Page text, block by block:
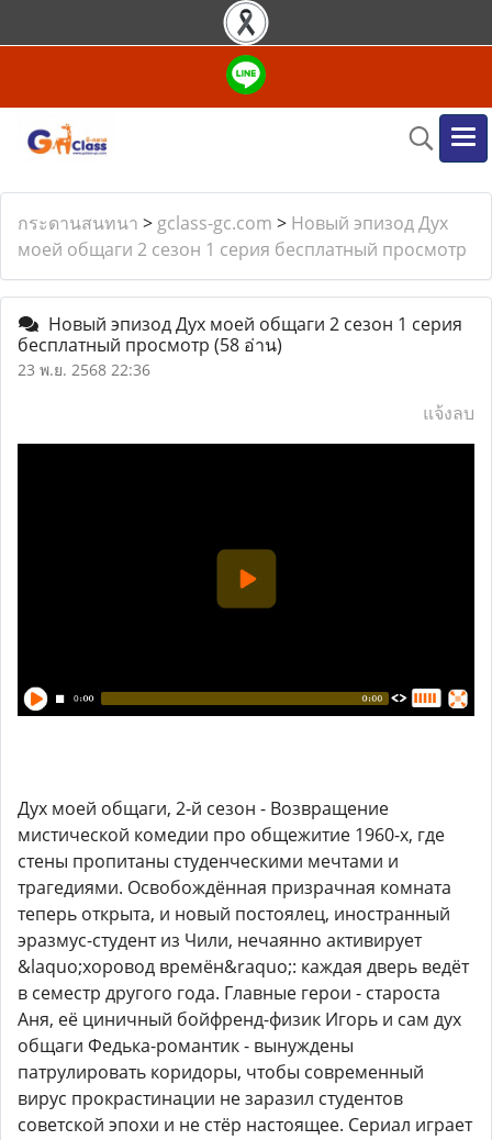
กระดานสนทนา > gclass-gc.com > Новый эпизод Дух
моей общаги 2 сезон 1 серия бесплатный просмотр
Новый эпизод Дух моей общаги 2 сезон 1 серия
бесплатный просмотр (58 อ่าน)
23 พ.ย. 2568 22:36
แจ้งลบ
Дух моей общаги, 2-й сезон - Возвращение
мистической комедии про общежитие 1960-х, где
стены пропитаны студенческими мечтами и
трагедиями. Освобождённая призрачная комната
теперь открыта, и новый постоялец, иностранный
эразмус-студент из Чили, нечаянно активирует
&laquo;хоровод времён&raquo;: каждая дверь ведёт
в семестр другого года. Главные герои - староста
Аня, её циничный бойфренд-физик Игорь и сам дух
общаги Федька-романтик - вынуждены
патрулировать коридоры, чтобы современный
вирус прокрастинации не заразил студентов
советской эпохи и не стёр настоящее. Сериал играет